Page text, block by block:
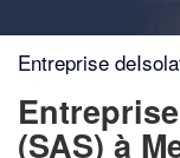
Entreprise
(SAS)à